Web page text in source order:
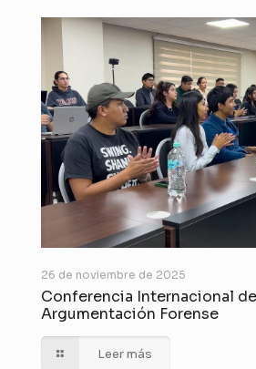
26 de noviembre de 2025
Conferencia Internacional
Argumentación Forense
Leer más